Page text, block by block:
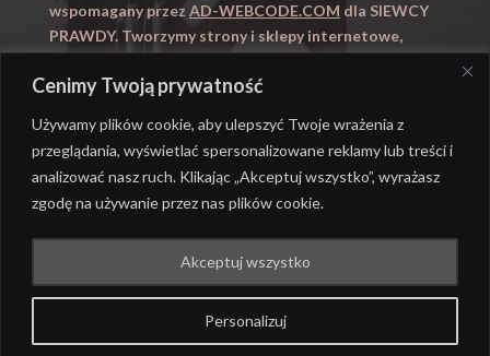
Cenimy Twoją prywatność
Używamy plików cookie, aby ulepszyć Twoje wrażenia z
przeglądania, wyświetlać spersonalizowane reklamy lub treści i
analizować nasz ruch. Klikając „Akceptuj wszystko”, wyrażasz
zgodę na używanie przez nas plików cookie.
Personalizuj
Akceptuj wszystko
wspomagany przez AD-WEBCODE.COM dla SIEWCY
PRAWDY. Tworzymy strony i sklepy internetowe,
Zapraszamy takze naWYUCZENI.PL
AD-WEBCODE.COM
PRAWDY |POLITYKA PRYWATNOŚCI